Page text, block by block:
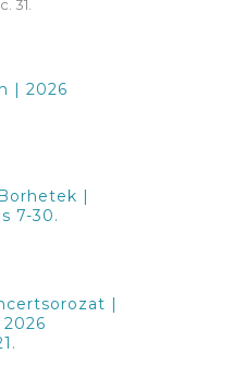
31.
| 2026
|
7-30.
|